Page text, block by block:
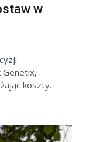
w
koszty.